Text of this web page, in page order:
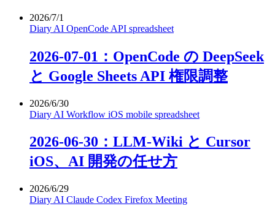
2026/7/1
Diary AI OpenCode API spreadsheet
2026-07-01：OpenCode の DeepSeek
と Google Sheets API 権限調整
2026/6/30
Diary AI Workflow iOS mobile spreadsheet
2026-06-30：LLM-Wiki と Cursor
iOS、AI 開発の任せ方
2026/6/29
Diary AI Claude Codex Firefox Meeting